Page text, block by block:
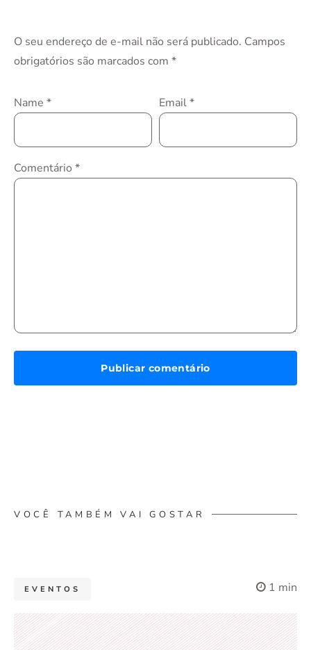
O seu endereço de e-mail não será publicado. Campos
obrigatórios são marcados com *
Name * Email*
Comentário *
VOCÊ TAMBÉM VAI GOSTAR
EVENTOS 1 min